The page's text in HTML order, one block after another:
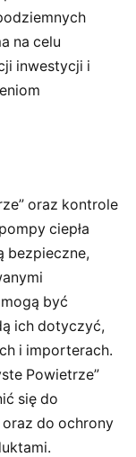
na celu
inwestycji i
oraz kontrole
ciepła
bezpieczne,
być
ich dotyczyć,
i importerach.
Powietrze”
się do
do ochrony